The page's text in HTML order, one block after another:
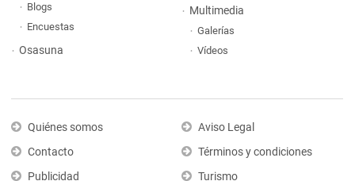
Blogs
Encuestas
Osasuna
Multimedia
Galerías
Vídeos
Quiénes somos
Contacto
Publicidad
Aviso Legal
Términos y condiciones
Turismo